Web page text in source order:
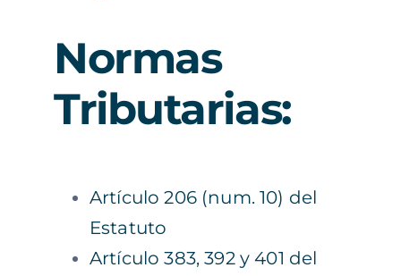
Normas
Tributarias:
Artículo 206 (num. 10) del
Estatuto
Artículo 383, 392 y 401 del